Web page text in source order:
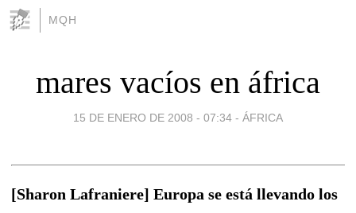
MQH
mares vacíos en áfrica
15 DE ENERO DE 2008 - 07:34 - ÁFRICA
[Sharon Lafraniere] Europa se está llevando los